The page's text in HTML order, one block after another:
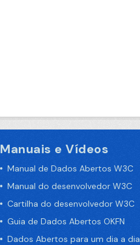
Manuais e Vídeos
Manual de Dados Abertos W3C
Manual do desenvolvedor W3C
Cartilha do desenvolvedor W3C
Guia de Dados Abertos OKFN
Dados Abertos para um dia a dia